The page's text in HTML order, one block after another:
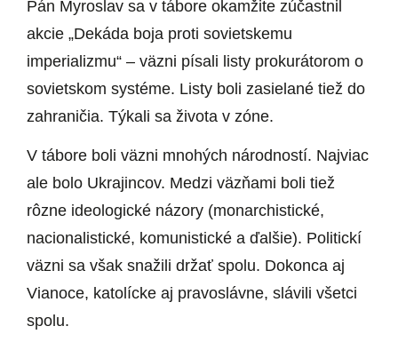
Pán Myroslav sa v tábore okamžite zúčastnil
akcie „Dekáda boja proti sovietskemu
imperializmu“ – väzni písali listy prokurátorom o
sovietskom systéme. Listy boli zasielané tiež do
zahraničia. Týkali sa života v zóne.
V tábore boli väzni mnohých národností. Najviac
ale bolo Ukrajincov. Medzi väzňami boli tiež
rôzne ideologické názory (monarchistické,
nacionalistické, komunistické a ďalšie). Politickí
väzni sa však snažili držať spolu. Dokonca aj
Vianoce, katolícke aj pravoslávne, slávili všetci
spolu.